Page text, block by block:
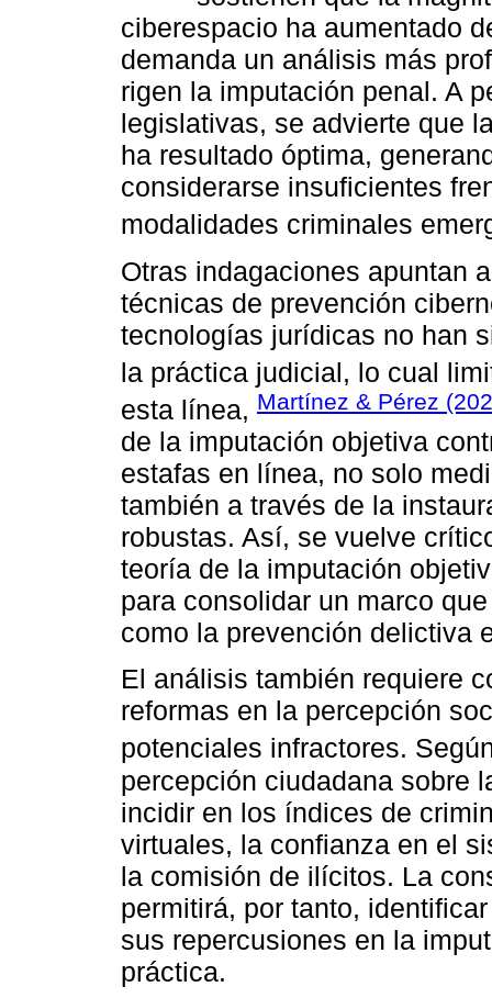
ciberespacio ha aumentado
demanda un análisis más
rigen la imputación penal. A
legislativas, se advierte que
ha resultado óptima,
considerarse insuficientes
modalidades criminales
Otras indagaciones apuntan
técnicas de prevención
tecnologías jurídicas no han
la práctica judicial, lo cual
esta línea, Martínez & Pérez
de la imputación objetiva
estafas en línea, no solo
también a través de la
robustas. Así, se vuelve
teoría de la imputación
para consolidar un marco
como la prevención delictiva
El análisis también requiere
reformas en la percepción
potenciales infractores.
percepción ciudadana sobre
incidir en los índices de
virtuales, la confianza en el
la comisión de ilícitos. La
permitirá, por tanto,
sus repercusiones en la
práctica.